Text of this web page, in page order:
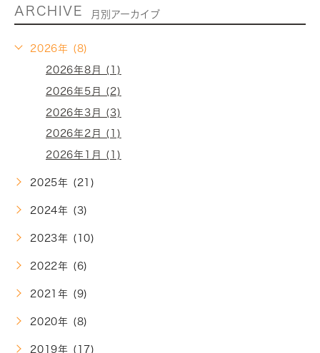
ARCHIVE 月別アーカイブ
2026年 (8)
2026年8月 (1)
2026年5月 (2)
2026年3月 (3)
2026年2月 (1)
2026年1月 (1)
2025年 (21)
2024年 (3)
2023年 (10)
2022年 (6)
2021年 (9)
2020年 (8)
2019年 (17)